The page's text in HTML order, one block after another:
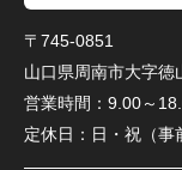
〒745-0851
山口県周南市大字徳
営業時間： 9.00～
定休日： 日・祝（事